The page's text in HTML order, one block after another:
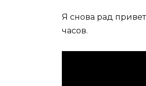
Я снова рад
часов.